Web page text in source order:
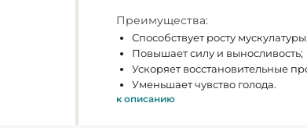
Преимущества:
Способствует росту мускулатуры;
Повышает силу и выносливость;
Ускоряет восстановительные
Уменьшает чувство голода.
к описанию